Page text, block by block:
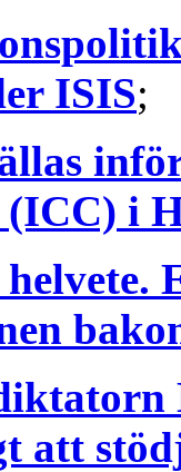
ISIS;
i
att